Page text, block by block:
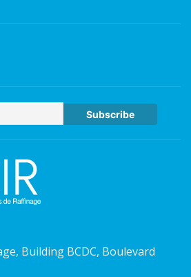
Building BCDC, Boulevard